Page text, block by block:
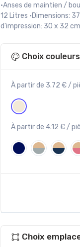
·Anses de maintien /
12 Litres ·Dimensions:
d'impression: 30 x 32
Choix couleurs
À partir de 3.72 € /
À partir de 4.12 € /
Choix